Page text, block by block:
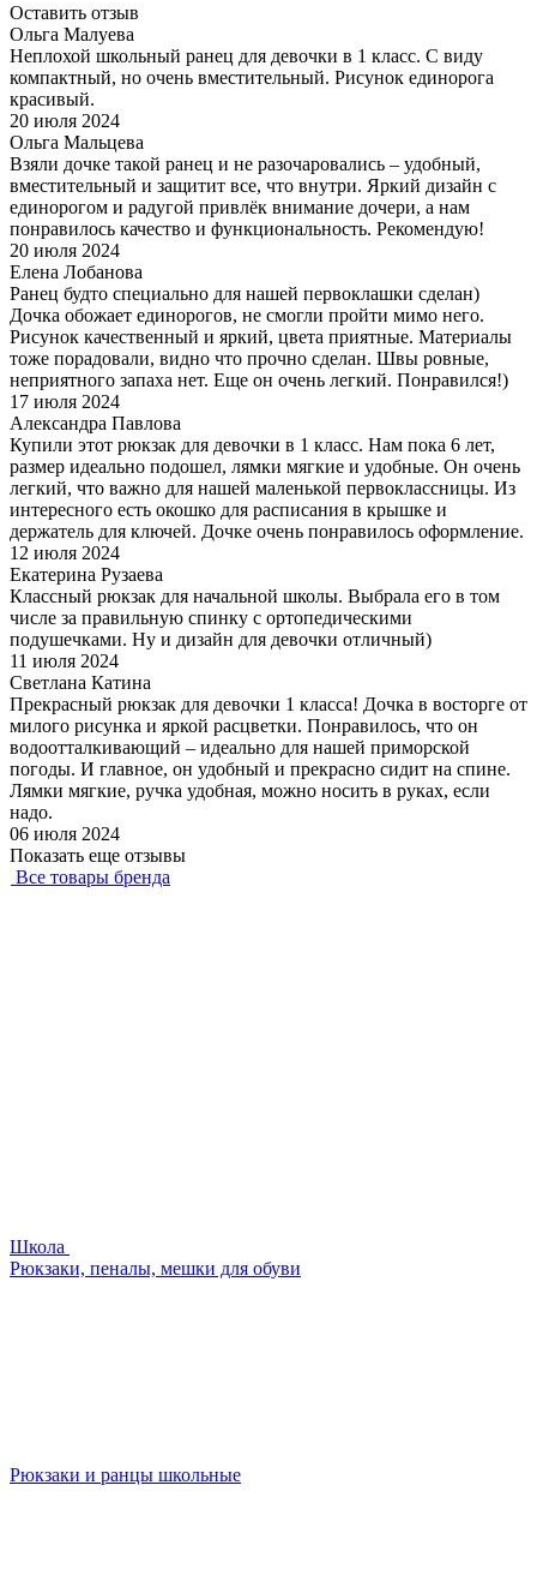
Оставить отзыв
Ольга Малуева
Неплохой школьный ранец для девочки в 1 класс. С виду
компактный, но очень вместительный. Рисунок единорога
красивый.
20 июля 2024
Ольга Мальцева
Взяли дочке такой ранец и не разочаровались – удобный,
вместительный и защитит все, что внутри. Яркий дизайн с
единорогом и радугой привлёк внимание дочери, а нам
понравилось качество и функциональность. Рекомендую!
20 июля 2024
Елена Лобанова
Ранец будто специально для нашей первоклашки сделан)
Дочка обожает единорогов, не смогли пройти мимо него.
Рисунок качественный и яркий, цвета приятные. Материалы
тоже порадовали, видно что прочно сделан. Швы ровные,
неприятного запаха нет. Еще он очень легкий. Понравился!)
17 июля 2024
Александра Павлова
Купили этот рюкзак для девочки в 1 класс. Нам пока 6 лет,
размер идеально подошел, лямки мягкие и удобные. Он очень
легкий, что важно для нашей маленькой первоклассницы. Из
интересного есть окошко для расписания в крышке и
держатель для ключей. Дочке очень понравилось оформление.
12 июля 2024
Екатерина Рузаева
Классный рюкзак для начальной школы. Выбрала его в том
числе за правильную спинку с ортопедическими
подушечками. Ну и дизайн для девочки отличный)
11 июля 2024
Светлана Катина
Прекрасный рюкзак для девочки 1 класса! Дочка в восторге от
милого рисунка и яркой расцветки. Понравилось, что он
водоотталкивающий – идеально для нашей приморской
погоды. И главное, он удобный и прекрасно сидит на спине.
Лямки мягкие, ручка удобная, можно носить в руках, если
надо.
06 июля 2024
Показать еще отзывы
Все товары бренда
Школа
Рюкзаки, пеналы, мешки для обуви
Рюкзаки и ранцы школьные